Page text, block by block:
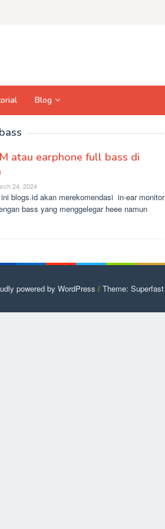
Blog
atau earphone full bass di
24, 2024
blogs.id akan merekomendasi in-ear monitor
bass yang menggelegar heee namun
powered by WordPress / Theme: Superfast